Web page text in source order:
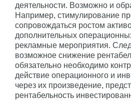
деятельности. Возможно и
Например, стимулирование
сопровождаться ростом
дополнительных
рекламные мероприятия.
возможное снижение
обязательно необходимо
действие операционного и
через их произведение,
рентабельность